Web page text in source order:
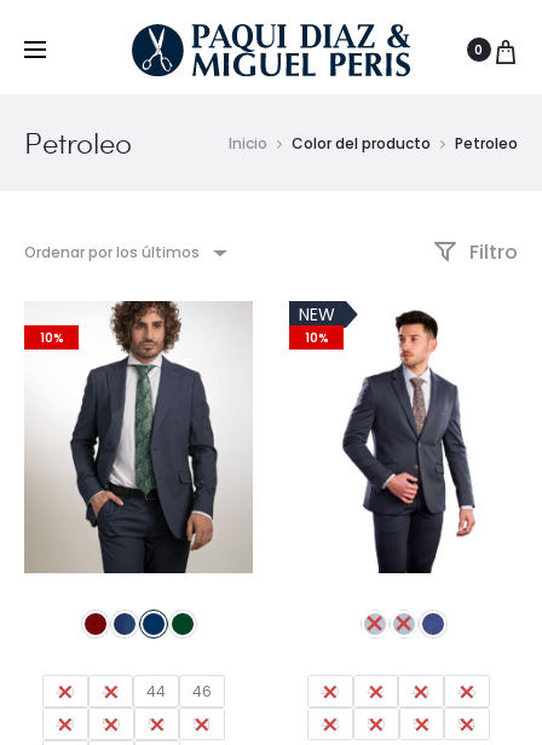
0
Petroleo Inicio Color del producto Petroleo
Ordenar por los últimos Filtro
10%
40 42 44
46
48
50 52
54
NEW
10%
40 42 44
46
48
50 52 54